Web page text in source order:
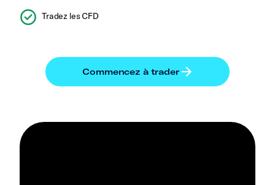
Tradez les CFD